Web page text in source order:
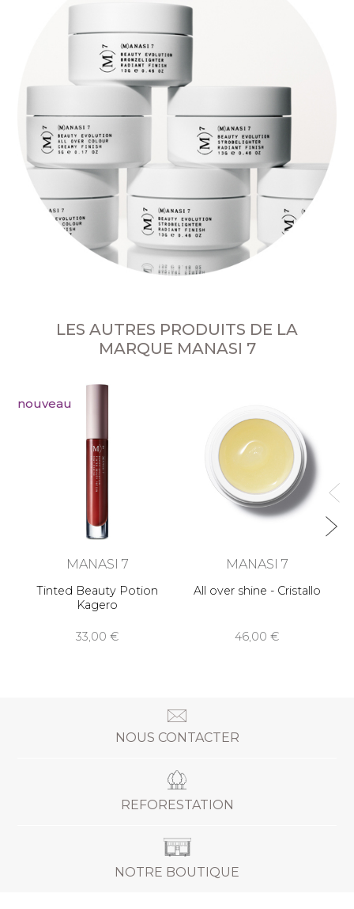
LES AUTRES PRODUITS DE LA
MARQUE MANASI 7
nouveau
MANASI 7
Tinted Beauty Potion
Kagero
33,00
MANASI 7
All over shine - Cristallo
46,00
NOUS CONTACTER
REFORESTATION
NOTRE BOUTIQUE